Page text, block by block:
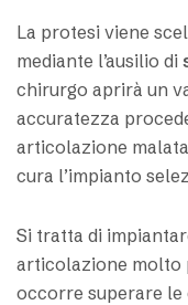
La protesi viene
mediante l’ausilio di
chirurgo aprirà un
accuratezza
articolazione
cura l’impianto
Si tratta di
articolazione molto
occorre superare